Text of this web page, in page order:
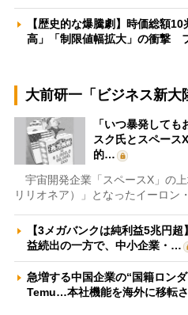
【歴史的な爆騰劇】時価総額
高」「制限値幅拡大」の衝撃
大前研一「ビジネス新大
「いつ暴発して
スク氏とスペース
的…
宇宙開発企業「スペースX」の
リリオネア）」となったイーロン
【3メガバンクは純利益5兆円
益続出の一方で、中小企業・…
急増する中国企業の“国籍ロン
Temu…本社機能を海外に移転